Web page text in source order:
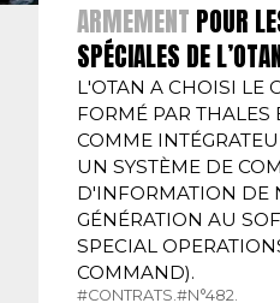
ARMEMENT POUR
SPÉCIALES DE
L'OTAN A CHOISI LE
FORMÉ PAR THALES
COMME
UN SYSTÈME DE
D'INFORMATION DE
GÉNÉRATION AU
SPECIAL
COMMAND).
#CONTRATS. #N°482.